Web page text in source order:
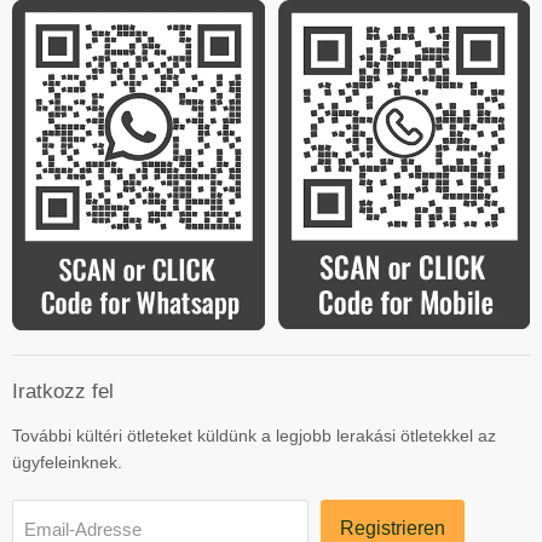
Iratkozz fel
További kültéri ötleteket küldünk a legjobb lerakási ötletekkel az
ügyfeleinknek.
Email-Adresse Registrieren